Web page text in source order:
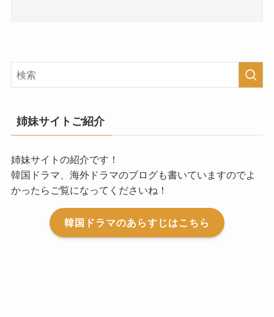
姉妹サイトご紹介
姉妹サイトの紹介です！
韓国ドラマ、海外ドラマのブログも書いていますのでよ
かったらご覧になってくださいね！
韓国ドラマのあらすじはこちら